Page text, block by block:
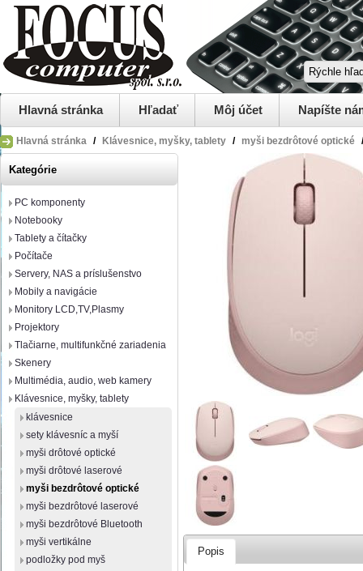
Hlavná stránka Hľadať Môj účet Napíšte
Hlavná stránka / Klávesnice, myšky, tablety / myši bezdrôtové optické /
Kategórie
PC komponenty
Notebooky
Tablety a čítačky
Počítače
Servery, NAS a príslušenstvo
Mobily a navigácie
Monitory LCD,TV,Plasmy
Projektory
Tlačiarne, multifunkčné zariadenia
Skenery
Multimédia, audio, web kamery
Klávesnice, myšky, tablety
klávesnice
sety klávesníc a myší
myši drôtové optické
myši drôtové laserové
myši bezdrôtové optické
myši bezdrôtové laserové
myši bezdrôtové Bluetooth
myši vertikálne
podložky pod myš
Popis